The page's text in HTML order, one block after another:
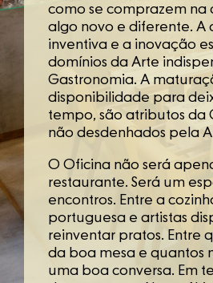
como se comprazem na
algo novo e diferente. A
inventiva e a inovação
domínios da Arte
Gastronomia. A
disponibilidade para
tempo, são atributos da
não desdenhados pela
O Oficina não será
restaurante. Será um
encontros. Entre a
portuguesa e artistas
reinventar pratos. Entre
da boa mesa e quantos
uma boa conversa. Em
oficina